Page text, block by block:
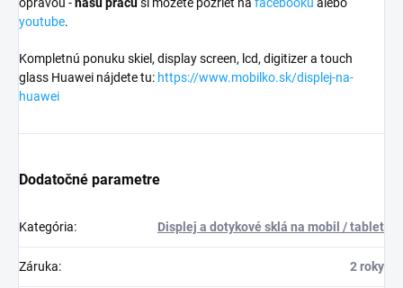
opravou -našu prácusi môžete pozrieť na facebooku alebo
youtube.
Kompletnú ponuku skiel, display screen, lcd, digitizer a touch
glass Huawei nájdete tu: https://www.mobilko.sk/displej-na-
huawei
Dodatočné parametre
Kategória: Displej a dotykové sklá na mobil / tablet
Záruka: 2 roky